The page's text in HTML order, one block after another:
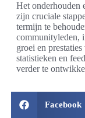
Het onderhouden
zijn cruciale
termijn te
communityleden,
groei en
statistieken en
verder te
Facebook